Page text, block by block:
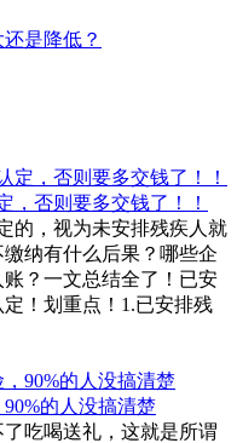
是降低？
，否则要多交钱了！！
的，视为未安排残疾人就
纳有什么后果？哪些企
？一文总结全了！已安
！划重点！1.已安排残
的人没搞清楚
吃喝送礼，这就是所谓